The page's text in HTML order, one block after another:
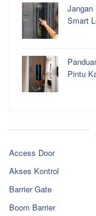
Jangan
Smart
Pintu
Access Door
Akses Kontrol
Barrier Gate
Boom Barrier